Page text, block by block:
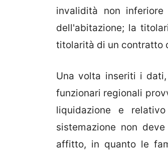
invalidità non
dell'abitazione; la
titolarità di un contratto
Una volta inseriti i
funzionari regionali
liquidazione e
sistemazione non
affitto, in quanto le